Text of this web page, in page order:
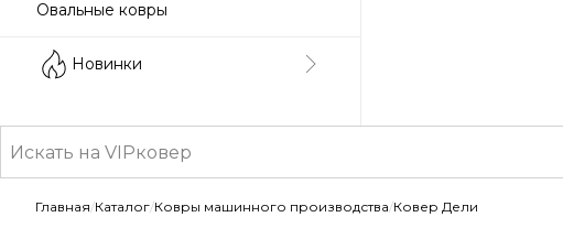
Овальные ковры
Новинки
Главная/Каталог/Ковры машинного производства/Ковер Дели